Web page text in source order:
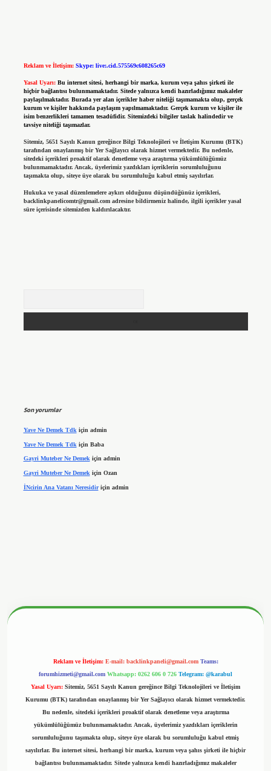
Reklam ve İletişim: Skype: live:.cid.575569c608265c69
Yasal Uyarı: Bu internet sitesi, herhangi bir marka, kurum veya şahıs şirketi ile
hiçbir bağlantısı bulunmamaktadır. Sitede yalnızca kendi hazırladığımız makaleler
paylaşılmaktadır. Burada yer alan içerikler haber niteliği taşımamakta olup, gerçek
kurum ve kişiler hakkında paylaşım yapılmamaktadır. Gerçek kurum ve kişiler ile
isim benzerlikleri tamamen tesadüfidir. Sitemizdeki bilgiler taslak halindedir ve
tavsiye niteliği taşımazlar.
Sitemiz, 5651 Sayılı Kanun gereğince Bilgi Teknolojileri ve İletişim Kurumu (BTK)
tarafından onaylanmış bir Yer Sağlayıcı olarak hizmet vermektedir. Bu nedenle,
sitedeki içerikleri proaktif olarak denetleme veya araştırma yükümlülüğümüz
bulunmamaktadır. Ancak, üyelerimiz yazdıkları içeriklerin sorumluluğunu
taşımakta olup, siteye üye olarak bu sorumluluğu kabul etmiş sayılırlar.
Hukuka ve yasal düzenlemelere aykırı olduğunu düşündüğünüz içerikleri,
backlinkpanelicomtr@gmail.comadresine bildirmeniz halinde, ilgili içerikler yasal
süre içerisinde sitemizden kaldırılacaktır.
Son yorumlar
Yave Ne Demek Tdk için admin
Yave Ne Demek Tdk için Baba
Gayri Muteber Ne Demekiçin admin
Gayri Muteber Ne Demek için Ozan
İNcirin Ana Vatanı Neresidiriçin admin
Reklam ve İletişim: E-mail: backlinkpaneli@gmail.com Teams:
forumhizmeti@gmail.com Whatsapp: 0262 606 0 726 Telegram: @karabul
Yasal Uyarı: Sitemiz, 5651 Sayılı Kanun gereğince Bilgi Teknolojileri ve İletişim
Kurumu (BTK) tarafından onaylanmış bir Yer Sağlayıcı olarak hizmet vermektedir.
Bu nedenle, sitedeki içerikleri proaktif olarak denetleme veya araştırma
yükümlülüğümüz bulunmamaktadır. Ancak, üyelerimiz yazdıkları içeriklerin
sorumluluğunu taşımakta olup, siteye üye olarak bu sorumluluğu kabul etmiş
sayılırlar. Bu internet sitesi, herhangi bir marka, kurum veya şahıs şirketi ile hiçbir
bağlantısı bulunmamaktadır. Sitede yalnızca kendi hazırladığımız makaleler